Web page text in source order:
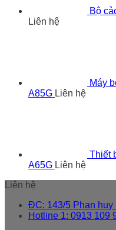
Bộ
Liên hệ
Máy
A85G Liên hệ
Thiết
A65G Liên hệ
Liên hệ
ĐC: 143/5 Phan
Hotline 1: 0913 109